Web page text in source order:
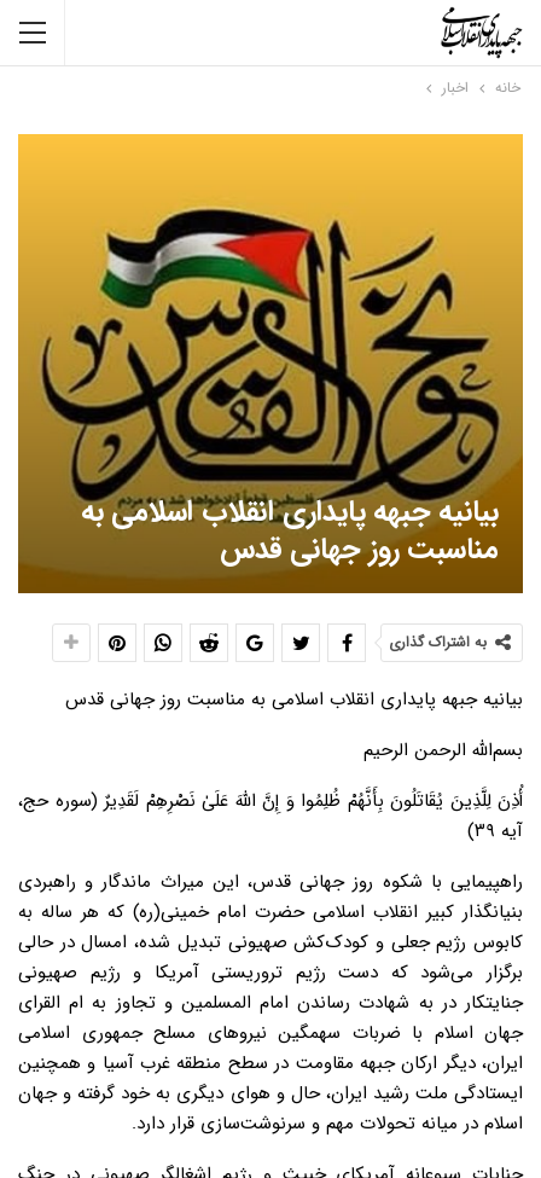
خانه اخبار
بیانیه جبهه پایداری انقلاب اسلامی به
مناسبت روز جهانی قدس
به اشتراک گذاری
بیانیه جبهه پایداری انقلاب اسلامی به مناسبت روز جهانی قدس
بسم‌الله الرحمن الرحیم
أُذِنَ لِلَّذِینَ یُقَاتَلُونَ بِأَنَّهُمْ ظُلِمُوا وَ إِنَّ اللَّهَ عَلَیٰ نَصْرِهِمْ لَقَدِیرٌ (سوره حج،
آیه ۳۹)
راهپیمایی با شکوه روز جهانی قدس، این میراث ماندگار و راهبردی
بنیانگذار کبیر انقلاب اسلامی حضرت امام خمینی(ره) که هر ساله به
کابوس رژیم جعلی و کودک‌کش صهیونی تبدیل شده، امسال در حالی
برگزار می‌شود که دست رژیم تروریستی آمریکا و رژیم صهیونی
جنایتکار در به شهادت رساندن امام المسلمین و تجاوز به ام القرای
جهان اسلام با ضربات سهمگین نیروهای مسلح جمهوری اسلامی
ایران، دیگر ارکان جبهه مقاومت در سطح منطقه غرب آسیا و همچنین
ایستادگی ملت رشید ایران، حال و هوای دیگری به خود گرفته و جهان
اسلام در میانه تحولات مهم و سرنوشت‌سازی قرار دارد.